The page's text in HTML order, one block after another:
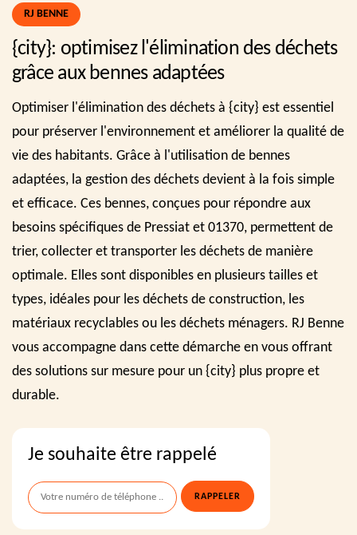
RJ BENNE
{city}: optimisez l'élimination des déchets
grâce aux bennes adaptées
Optimiser l'élimination des déchets à {city} est essentiel
pour préserver l'environnement et améliorer la qualité de
vie des habitants. Grâce à l'utilisation de bennes
adaptées, la gestion des déchets devient à la fois simple
et efficace. Ces bennes, conçues pour répondre aux
besoins spécifiques de Pressiat et 01370, permettent de
trier, collecter et transporter les déchets de manière
optimale. Elles sont disponibles en plusieurs tailles et
types, idéales pour les déchets de construction, les
matériaux recyclables ou les déchets ménagers. RJ Benne
vous accompagne dans cette démarche en vous offrant
des solutions sur mesure pour un {city} plus propre et
durable.
Je souhaite être rappelé